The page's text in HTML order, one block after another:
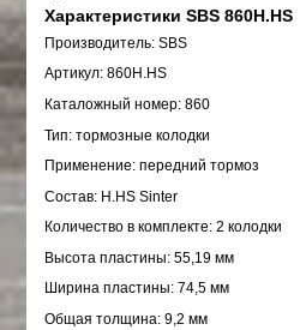
Характеристики SBS 860H.HS
Производитель: SBS
Артикул: 860H.HS
Каталожный номер: 860
Тип: тормозные колодки
Применение: передний тормоз
Состав: H.HS Sinter
Количество в комплекте: 2 колодки
Высота пластины: 55,19 мм
Ширина пластины: 74,5 мм
Общая толщина: 9,2 мм